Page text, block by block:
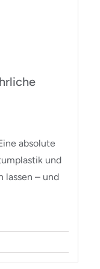
Zum
Bewertung
Henning
keine Luft